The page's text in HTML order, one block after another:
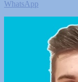
WhatsApp